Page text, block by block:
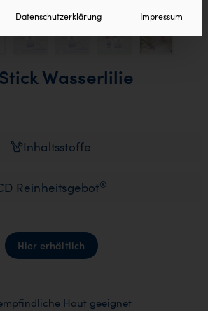
Wasserlilie
Inhaltsstoffe
Reinheitsgebot®
Hier erhältlich
Haut geeignet
Datenschutzerklärung Impressum